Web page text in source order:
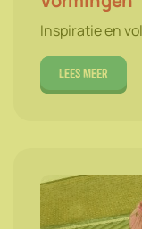
Inspiratie en
Lees meer